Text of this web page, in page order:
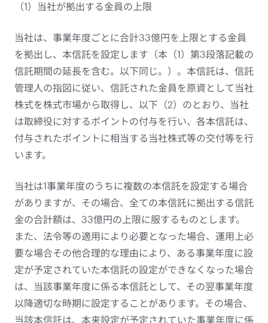
（1）当社が拠出する金員の上限
当社は、事業年度ごとに合計33億円を上限とする金員
を拠出し、本信託を設定します（本（1）第3段落記載の
信託期間の延長を含む。以下同じ。）。本信託は、信託
管理人の指図に従い、信託された金員を原資として当社
株式を株式市場から取得し、以下（2）のとおり、当社
は取締役に対するポイントの付与を行い、各本信託は、
付与されたポイントに相当する当社株式等の交付等を行
います。
当社は1事業年度のうちに複数の本信託を設定する場合
がありますが、その場合、全ての本信託に拠出する信託
金の合計額は、33億円の上限に服するものとします。
また、法令等の適用により必要となった場合、運用上必
要な場合その他合理的な理由により、ある事業年度に設
定が予定されていた本信託の設定ができなくなった場合
は、当該事業年度に係る本信託として、その翌事業年度
以降適切な時期に設定することがあります。その場合、
当該本信託は、本来設定が予定されていた事業年度に係